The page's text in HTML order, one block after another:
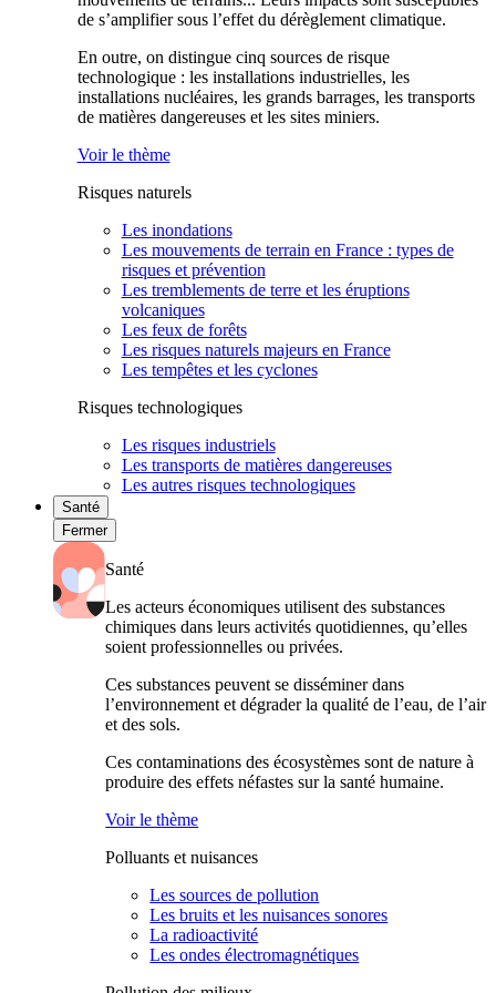
de s’amplifier sous l’effet du dérèglement climatique.
En outre, on distingue cinq sources de risque
technologique : les installations industrielles, les
installations nucléaires, les grands barrages, les transports
de matières dangereuses et les sites miniers.
Voir le thème
Risques naturels
Les inondations
Les mouvements de terrain en France : types de
risques et prévention
Les tremblements de terre et les éruptions
volcaniques
Les feux de forêts
Les risques naturels majeurs en France
Les tempêtes et les cyclones
Risques technologiques
Les risques industriels
Les transports de matières dangereuses
Les autres risques technologiques
Santé
Fermer
Santé
Les acteurs économiques utilisent des substances
chimiques dans leurs activités quotidiennes, qu’elles
soient professionnelles ou privées.
Ces substances peuvent se disséminer dans
l’environnement et dégrader la qualité de l’eau, de l’air
et des sols.
Ces contaminations des écosystèmes sont de nature à
produire des effets néfastes sur la santé humaine.
Voir le thème
Polluants et nuisances
Les sources de pollution
Les bruits et les nuisances sonores
La radioactivité
Les ondes électromagnétiques